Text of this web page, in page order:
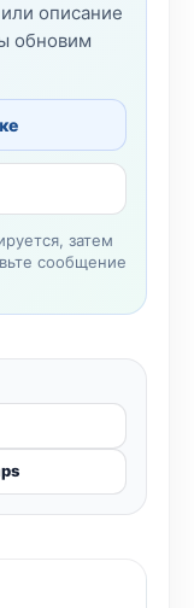
описание
обновим
затем
сообщение